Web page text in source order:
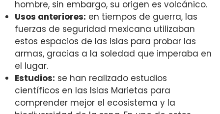
hombre, sin embargo, su origen es volcánico.
Usos anteriores: en tiempos de guerra, las
fuerzas de seguridad mexicana utilizaban
estos espacios de las islas para probar las
armas, gracias a la soledad que imperaba en
el lugar.
Estudios: se han realizado estudios
científicos en las Islas Marietas para
comprender mejor el ecosistema y la